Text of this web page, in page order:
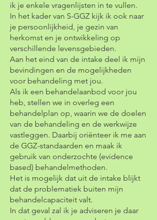
ik je enkele vragenlijsten in te vullen.
In het kader van S-GGZ kijk ik ook naar
je persoonlijkheid, je gezin van
herkomst en je ontwikkeling op
verschillende levensgebieden.
Aan het eind van de intake deel ik mijn
bevindingen en de mogelijkheden
voor behandeling met jou.
Als ik een behandelaanbod voor jou
heb, stellen we in overleg een
behandelplan op, waarin we de doelen
van de behandeling en de werkwijze
vastleggen. Daarbij oriënteer ik me aan
de GGZ-standaarden en maak ik
gebruik van onderzochte (evidence
based) behandelmethoden.
​Het is mogelijk dat uit de intake blijkt
dat de problematiek buiten mijn
behandelcapaciteit valt.
In dat geval zal ik je adviseren je daar